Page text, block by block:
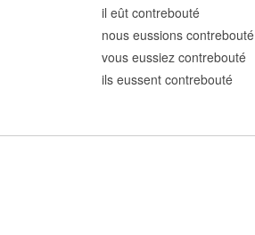
il eût contrebouté
nous eussions contrebouté
vous eussiez contrebouté
ils eussent contrebouté